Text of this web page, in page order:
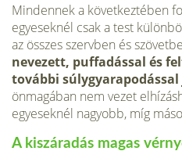
Mindennek a következtében
egyeseknél csak a test
az összes szervben és
nevezett, puffadással és
további súlygyarapodással
önmagában nem vezet
egyeseknél nagyobb, míg
A kiszáradás magas